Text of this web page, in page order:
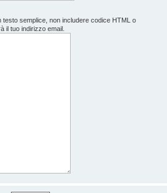
semplice, non includere codice HTML o
il tuo indirizzo email.